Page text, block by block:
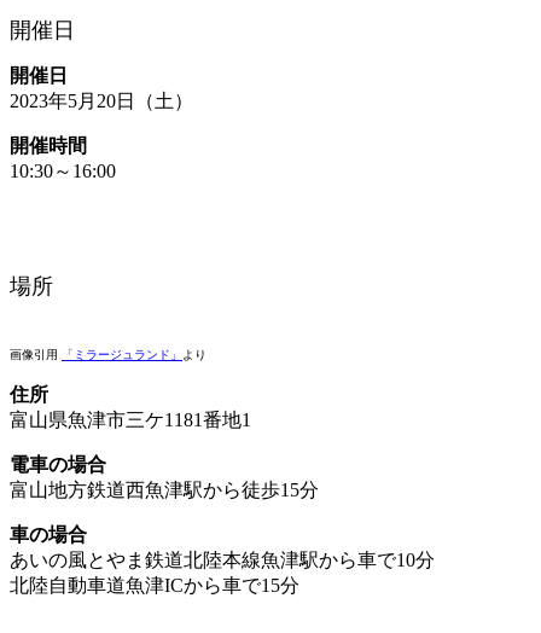
開催日
開催日
2023年5月20日（土）
開催時間
10:30～16:00
場所
画像引用 「ミラージュランド」 より
住所
富山県魚津市三ケ1181番地1
電車の場合
富山地方鉄道西魚津駅から徒歩15分
車の場合
あいの風とやま鉄道北陸本線魚津駅から車で10分
北陸自動車道魚津ICから車で15分